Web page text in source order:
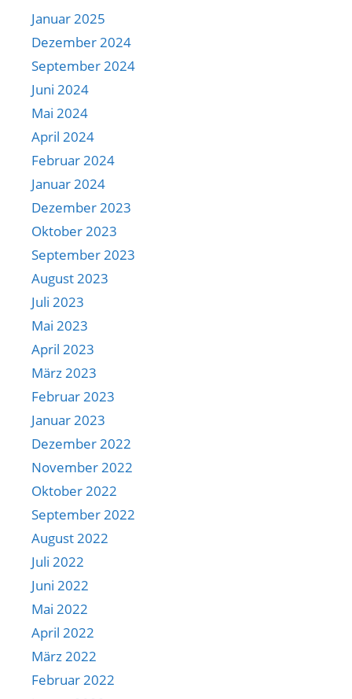
Januar 2025
Dezember 2024
September 2024
Juni 2024
Mai 2024
April 2024
Februar 2024
Januar 2024
Dezember 2023
Oktober 2023
September 2023
August 2023
Juli 2023
Mai 2023
April 2023
März 2023
Februar 2023
Januar 2023
Dezember 2022
November 2022
Oktober 2022
September 2022
August 2022
Juli 2022
Juni 2022
Mai 2022
April 2022
März 2022
Februar 2022